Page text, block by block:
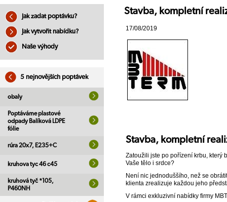
Jak zadat poptávku?
Jak vytvořit nabídku?
Naše výhody
5 nejnovějších poptávek
obaly
Poptáváme plastové
odpady Balíková LDPE
fólie
rúra 20x7, E235+C
kruhova tyc 46 c45
kruhová tyč *105,
P460NH
Stavba, kompletní
17/08/2019
Stavba, kompletní
Zatoužili jste po pořízení krbu, který
Vaše tělo i srdce?
Není nic jednoduššího, než se
klienta zrealizuje každou jeho
V rámci exkluzivní nabídky firmy